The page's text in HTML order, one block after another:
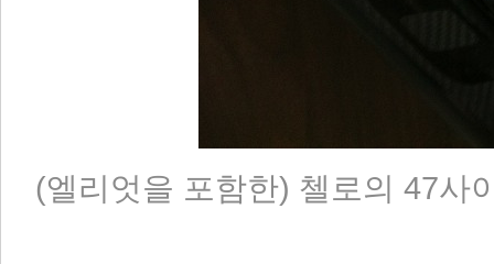
(엘리엇을 포함한) 첼로의 47사